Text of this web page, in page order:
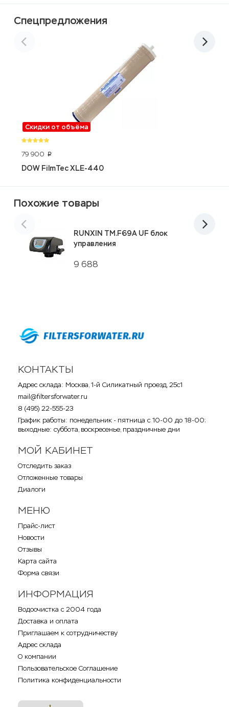
Спецпредложения
Скидки от объёма
79 900 p
DOW FilmTec XLE-440
Похожие товары
9 688
RUNXIN TM.F69А UF блок
управления
КОНТАКТЫ
Адрес склада: Москва, 1-й Силикатный проезд, 25с1
mail@filtersforwater.ru
8 (495) 22-555-23
График работы: понедельник - пятница с 10-00 до 18-00;
выходные: суббота, воскресенье, праздничные дни
МОЙ КАБИНЕТ
Отследить заказ
Отложенные товары
Диалоги
МЕНЮ
Прайс-лист
Новости
Отзывы
Карта сайта
Форма связи
ИНФОРМАЦИЯ
Водоочистка с 2004 года
Доставка и оплата
Приглашаем к сотрудничеству
Адрес склада
О компании
Пользовательское Соглашение
Политика конфиденциальности